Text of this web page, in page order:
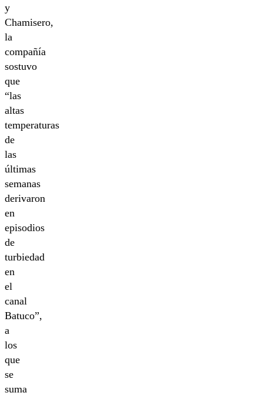
y
Chamisero,
la
compañía
sostuvo
que
“las
altas
temperaturas
de
las
últimas
semanas
derivaron
en
episodios
de
turbiedad
en
el
canal
Batuco”,
a
los
que
se
suma